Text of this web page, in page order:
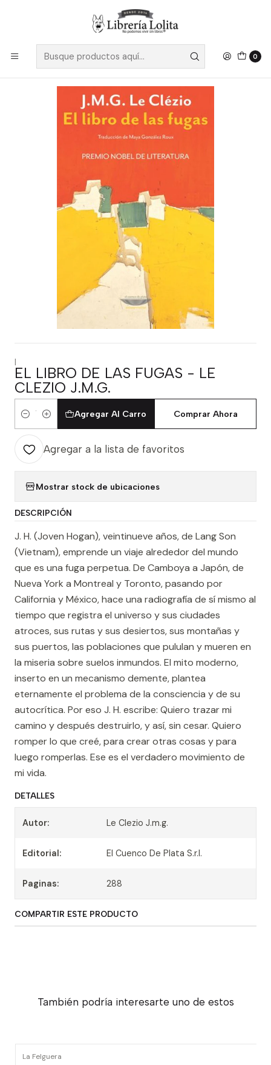
0
Despacho a todo Chile
El Libro De Las Fugas - Le Clezio J.m.g.
|
EL LIBRO DE LAS FUGAS - LE
CLEZIO J.M.G.
Cantidad
Agregar Al Carro Comprar Ahora
Agregar a la lista de favoritos
Mostrar stock de ubicaciones
DESCRIPCIÓN
J. H. (Joven Hogan), veintinueve años, de Lang Son
(Vietnam), emprende un viaje alrededor del mundo
que es una fuga perpetua. De Camboya a Japón, de
Nueva York a Montreal y Toronto, pasando por
California y México, hace una radiografía de sí mismo al
tiempo que registra el universo y sus ciudades
atroces, sus rutas y sus desiertos, sus montañas y
sus puertos, las poblaciones que pululan y mueren en
la miseria sobre suelos inmundos. El mito moderno,
inserto en un mecanismo demente, plantea
eternamente el problema de la consciencia y de su
autocrítica. Por eso J. H. escribe: Quiero trazar mi
camino y después destruirlo, y así, sin cesar. Quiero
romper lo que creé, para crear otras cosas y para
luego romperlas. Ese es el verdadero movimiento de
mi vida.
DETALLES
Autor: Le Clezio J.m.g.
Editorial: El Cuenco De Plata S.r.l.
Paginas: 288
COMPARTIR ESTE PRODUCTO
También podría interesarte uno de estos
La Felguera